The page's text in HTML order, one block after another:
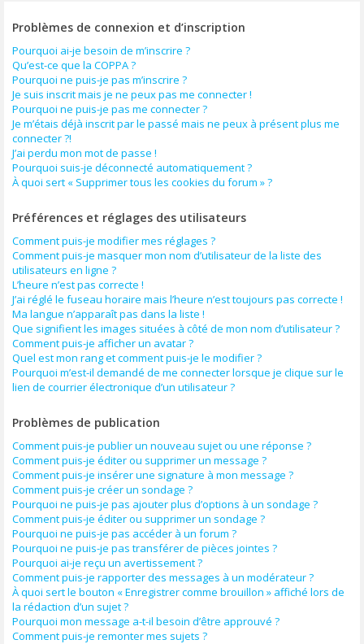
Problèmes de connexion et d’inscription
Pourquoi ai-je besoin de m’inscrire ?
Qu’est-ce que la COPPA ?
Pourquoi ne puis-je pas m’inscrire ?
Je suis inscrit mais je ne peux pas me connecter !
Pourquoi ne puis-je pas me connecter ?
Je m’étais déjà inscrit par le passé mais ne peux à présent plus me
connecter ?!
J’ai perdu mon mot de passe !
Pourquoi suis-je déconnecté automatiquement ?
À quoi sert « Supprimer tous les cookies du forum » ?
Préférences et réglages des utilisateurs
Comment puis-je modifier mes réglages ?
Comment puis-je masquer mon nom d’utilisateur de la liste des
utilisateurs en ligne ?
L’heure n’est pas correcte !
J’ai réglé le fuseau horaire mais l’heure n’est toujours pas correcte !
Ma langue n’apparaît pas dans la liste !
Que signifient les images situées à côté de mon nom d’utilisateur ?
Comment puis-je afficher un avatar ?
Quel est mon rang et comment puis-je le modifier ?
Pourquoi m’est-il demandé de me connecter lorsque je clique sur le
lien de courrier électronique d’un utilisateur ?
Problèmes de publication
Comment puis-je publier un nouveau sujet ou une réponse ?
Comment puis-je éditer ou supprimer un message ?
Comment puis-je insérer une signature à mon message ?
Comment puis-je créer un sondage ?
Pourquoi ne puis-je pas ajouter plus d’options à un sondage ?
Comment puis-je éditer ou supprimer un sondage ?
Pourquoi ne puis-je pas accéder à un forum ?
Pourquoi ne puis-je pas transférer de pièces jointes ?
Pourquoi ai-je reçu un avertissement ?
Comment puis-je rapporter des messages à un modérateur ?
À quoi sert le bouton « Enregistrer comme brouillon » affiché lors de
la rédaction d’un sujet ?
Pourquoi mon message a-t-il besoin d’être approuvé ?
Comment puis-je remonter mes sujets ?